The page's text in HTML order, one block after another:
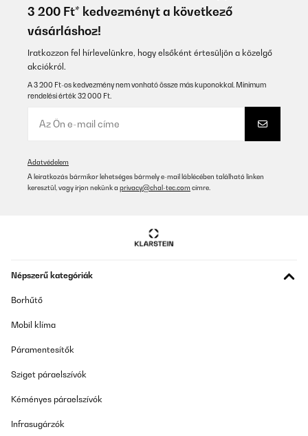
3 200 Ft* kedvezményt a következő
vásárláshoz!
Iratkozzon fel hírlevelünkre, hogy elsőként értesüljön a közelgő
akciókról.
A 3 200 Ft-os kedvezmény nem vonható össze más kuponokkal. Minimum
rendelési érték 32 000 Ft.
Adatvédelem
A leiratkozás bármikor lehetséges bármely e-mail láblécében található linken
keresztül, vagy írjon nekünk a privacy@chal-tec.com címre.
Népszerű kategóriák
Borhűtő
Mobil klíma
Páramentesítők
Sziget páraelszívók
Kéményes páraelszívók
Infrasugárzók